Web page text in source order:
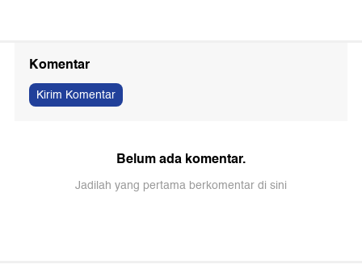
Komentar
Kirim Komentar
Belum ada komentar.
Jadilah yang pertama berkomentar di sini